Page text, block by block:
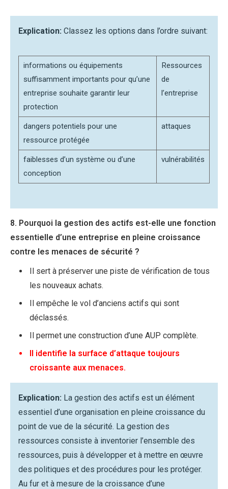
Explication: Classez les options dans l’ordre suivant:
informations ou équipements
suffisamment importants pour qu’une
entreprise souhaite garantir leur
protection
Ressources
de
l’entreprise
dangers potentiels pour une
ressource protégée
attaques
faiblesses d’un système ou d’une
conception
vulnérabilités
8. Pourquoi la gestion des actifs est-elle une fonction
essentielle d’une entreprise en pleine croissance
contre les menaces de sécurité ?
Il sert à préserver une piste de vérification de tous
les nouveaux achats.
Il empêche le vol d’anciens actifs qui sont
déclassés.
Il permet une construction d’une AUP complète.
Il identifie la surface d’attaque toujours
croissante aux menaces.
Explication: La gestion des actifs est un élément
essentiel d’une organisation en pleine croissance du
point de vue de la sécurité. La gestion des
ressources consiste à inventorier l’ensemble des
ressources, puis à développer et à mettre en œuvre
des politiques et des procédures pour les protéger.
Au fur et à mesure de la croissance d’une